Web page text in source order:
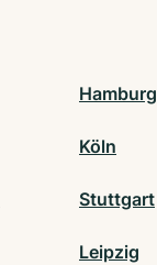
Hamburg
Köln
Stuttgart
Leipzig